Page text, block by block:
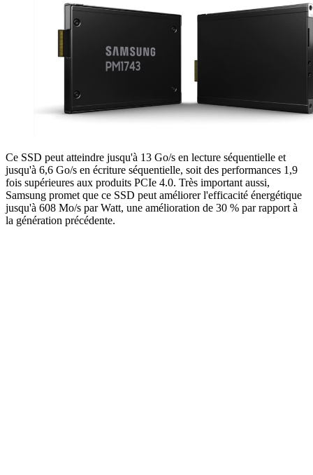
Ce SSD peut atteindre jusqu'à 13 Go/s en lecture séquentielle et
jusqu'à 6,6 Go/s en écriture séquentielle, soit des performances 1,9
fois supérieures aux produits PCIe 4.0. Très important aussi,
Samsung promet que ce SSD peut améliorer l'efficacité énergétique
jusqu'à 608 Mo/s par Watt, une amélioration de 30 % par rapport à
la génération précédente.